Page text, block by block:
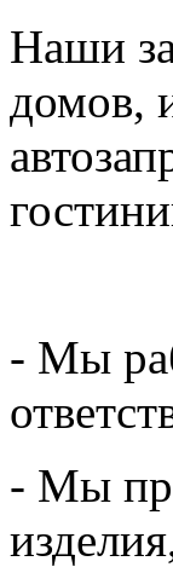
Наши
домов,
- Мы
- Мы